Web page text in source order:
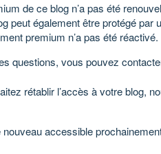
de ce blog n’a pas été
peut également être protégé par
premium n’a pas été réactivé.
questions, vous pouvez
rétablir l’accès à votre blog,
accessible